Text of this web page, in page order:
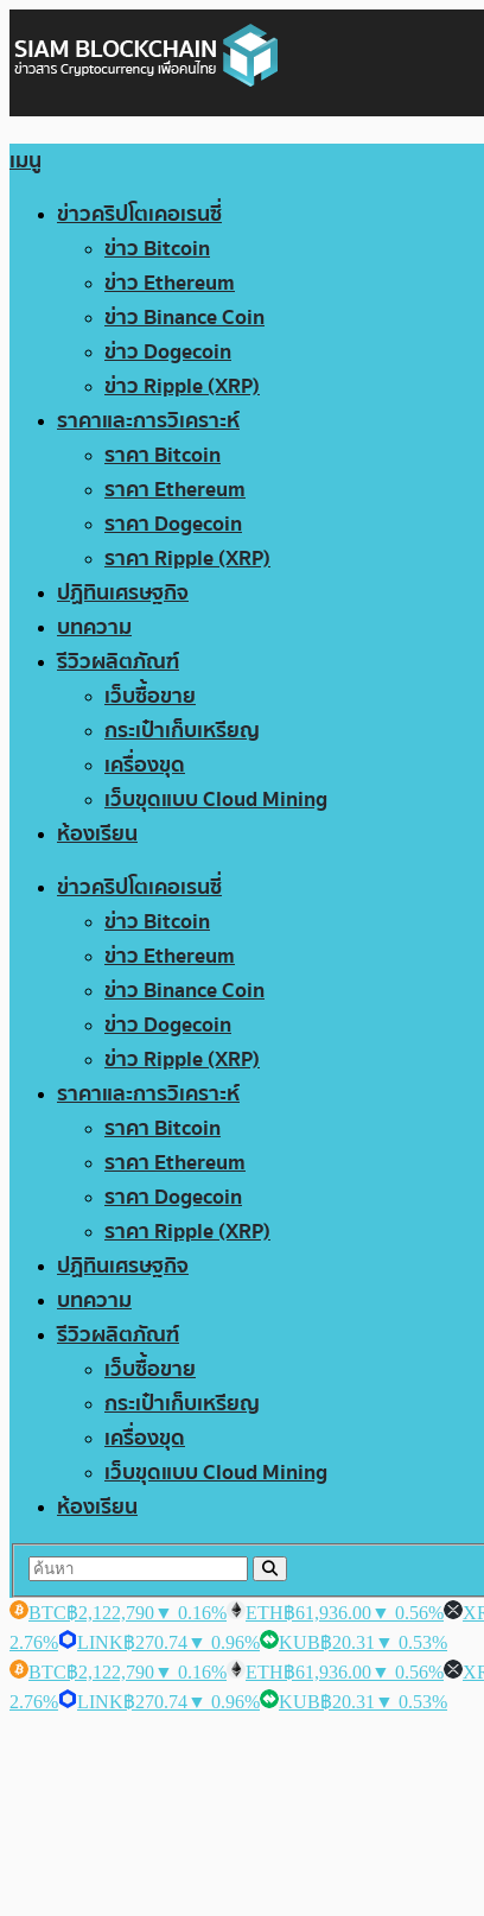
เมนู
ข่าวคริปโตเคอเรนซี่
ข่าว Bitcoin
ข่าว Ethereum
ข่าว Binance Coin
ข่าว Dogecoin
ข่าว Ripple (XRP)
ราคาและการวิเคราะห์
ราคา Bitcoin
ราคา Ethereum
ราคา Dogecoin
ราคา Ripple (XRP)
ปฏิทินเศรษฐกิจ
บทความ
รีวิวผลิตภัณฑ์
เว็บซื้อขาย
กระเป๋าเก็บเหรียญ
เครื่องขุด
เว็บขุดแบบ Cloud Mining
ห้องเรียน
ข่าวคริปโตเคอเรนซี่
ข่าว Bitcoin
ข่าว Ethereum
ข่าว Binance Coin
ข่าว Dogecoin
ข่าว Ripple (XRP)
ราคาและการวิเคราะห์
ราคา Bitcoin
ราคา Ethereum
ราคา Dogecoin
ราคา Ripple (XRP)
ปฏิทินเศรษฐกิจ
บทความ
รีวิวผลิตภัณฑ์
เว็บซื้อขาย
กระเป๋าเก็บเหรียญ
เครื่องขุด
เว็บขุดแบบ Cloud Mining
ห้องเรียน
BTC฿2,122,790▼ 0.16% ETH฿61,936.00▼ 0.56%
2.76%
LINK฿270.74▼ 0.96% KUB฿20.31 ▼ 0.53%
BTC฿2,122,790▼ 0.16% ETH฿61,936.00▼ 0.56%
2.76%
LINK฿270.74▼ 0.96% KUB฿20.31 ▼ 0.53%